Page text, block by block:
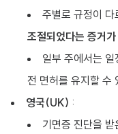
주별로 규정이 다
조절되었다는 증거
일부 주에서는
전 면허를 유지할 수
영국(UK) :
기면증 진단을 받